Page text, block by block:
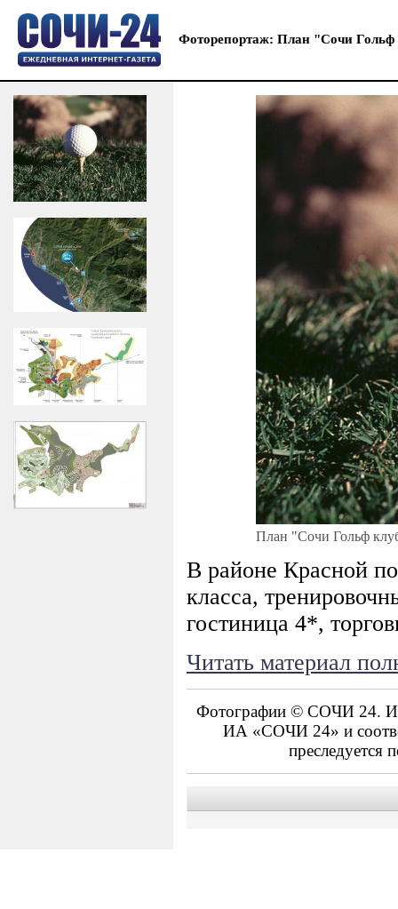
Фоторепортаж: План "Сочи Гольф
План "Сочи Гольф
В районе Красной
класса,
гостиница 4*,
Читать материал
Фотографии © СОЧИ 24.
ИА «СОЧИ 24» и
преследуется